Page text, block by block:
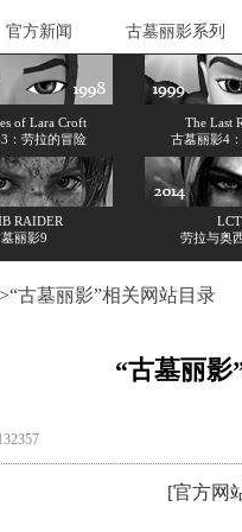
官方新闻 古墓丽影系列
of Lara Croft
：劳拉的冒险
The Last
古墓丽影4
RAIDER
丽影9
劳拉与奥
>“古墓丽影”相关网站目录
“古墓丽影
[官方网